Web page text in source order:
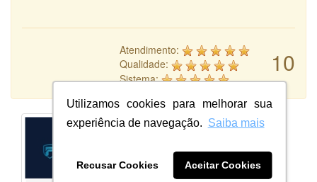
Utilizamos cookies para melhorar sua
experiência de navegação. Saiba mais
Recusar Cookies Aceitar Cookies
10
Atendimento:
Qualidade:
Sistema: